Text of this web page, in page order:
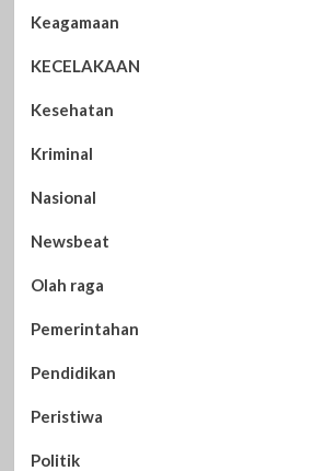
Keagamaan
KECELAKAAN
Kesehatan
Kriminal
Nasional
Newsbeat
Olah raga
Pemerintahan
Pendidikan
Peristiwa
Politik